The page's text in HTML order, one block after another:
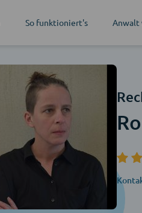
So funktioniert's Anwalt